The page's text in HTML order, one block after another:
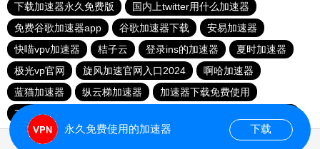
下载加速器永久免费版
国内上twitter用什么加速器
免费谷歌加速器app
谷歌加速器下载
安易加速器
快喵vpv加速器
桔子云 登录ins的加速器
夏时加速器
极光vp官网
旋风加速官网入口2024
啊哈加速器
蓝猫加速器
纵云梯加速器
加速器下载免费使用
78加速器
永久免费使用的加速器 下载